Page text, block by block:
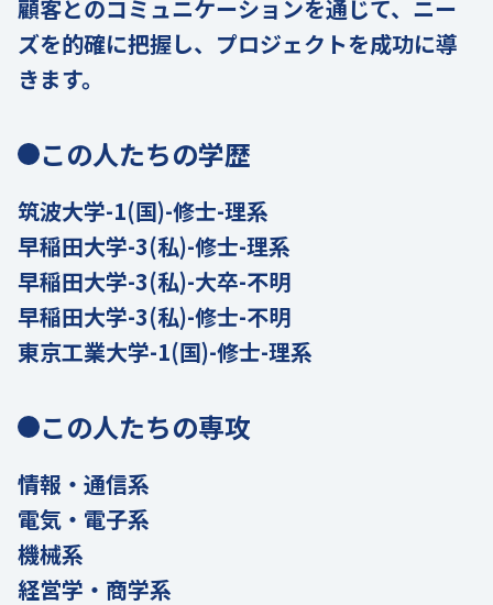
顧客とのコミュニケーションを通じて、ニー
ズを的確に把握し、プロジェクトを成功に導
きます。
この人たちの学歴
筑波大学-1(国)-修士-理系
早稲田大学-3(私)-修士-理系
早稲田大学-3(私)-大卒-不明
早稲田大学-3(私)-修士-不明
東京工業大学-1(国)-修士-理系
この人たちの専攻
情報・通信系
電気・電子系
機械系
経営学・商学系